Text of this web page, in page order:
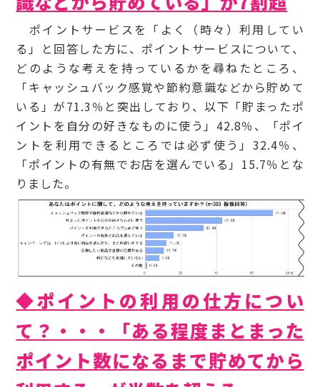
ポイントサービスを「よく（時々）利用してい
る」と回答した方に、ポイントサービスについて、
どのような考えを持っているかを尋ねたところ、
「キャッシュバック感覚や節約意識などから貯めて
いる」が71.3％と突出しており、以下「貯まったポ
イントを自分の好きなものに使う」42.8％、「ポイ
ントを利用できるところでは必ず使う」32.4％、
「ポイントの有無でお店を選んでいる」15.7％とな
りました。
◆ポイントの利用の仕方につい
て？・・・「ある程度まとまった
ポイント数になるまで貯めてから